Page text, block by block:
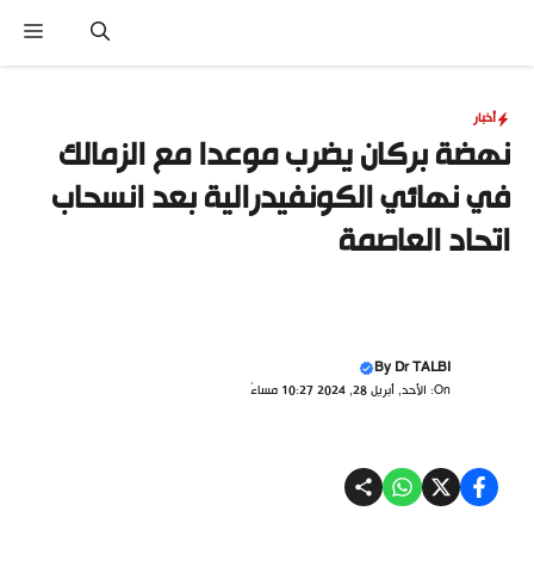
المحتوى
أخبار
نهضة بركان يضرب موعدا مع الزمالك
في نهائي الكونفيدرالية بعد انسحاب
اتحاد العاصمة
ByDr TALBI
On: الأحد, أبريل 28, 2024 10:27 مساءً